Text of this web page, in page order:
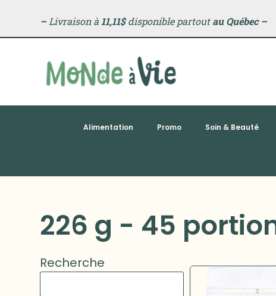
–Livraison à 11,11$disponible partoutau Québec –
Alimentation Promo Soin & Beauté
226 g - 45
Recherche